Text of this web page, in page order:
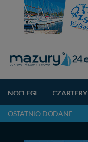
NOCLEGI CZARTERY
OSTATNIO DODANE